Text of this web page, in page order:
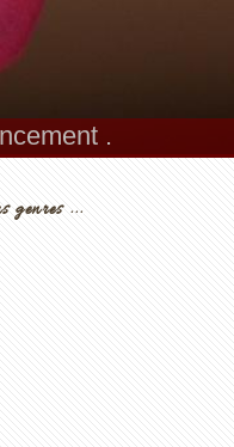
genres ...